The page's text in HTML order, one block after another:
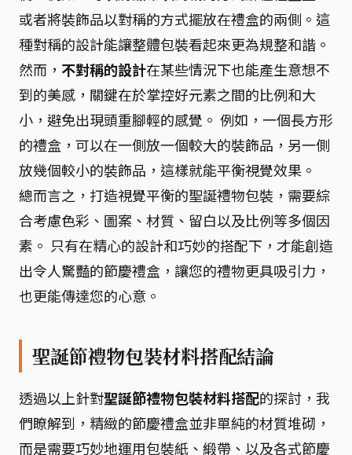
或者將裝飾品以對稱的方式擺放在禮盒的兩側。這
種對稱的設計能讓整體包裝看起來更為規整和諧。
然而， 不對稱的設計在某些情況下也能產生意想不
到的美感，關鍵在於掌控好元素之間的比例和大
小，避免出現頭重腳輕的感覺。 例如，一個長方形
的禮盒，可以在一側放一個較大的裝飾品，另一側
放幾個較小的裝飾品，這樣就能平衡視覺效果。
總而言之，打造視覺平衡的聖誕禮物包裝，需要綜
合考慮色彩、圖案、材質、留白以及比例等多個因
素。 只有在精心的設計和巧妙的搭配下，才能創造
出令人驚豔的節慶禮盒，讓您的禮物更具吸引力，
也更能傳達您的心意。
聖誕節禮物包裝材料搭配結論
透過以上針對聖誕節禮物包裝材料搭配的探討，我
們瞭解到，精緻的節慶禮盒並非單純的材質堆砌，
而是需要巧妙地運用包裝紙、緞帶、以及各式節慶